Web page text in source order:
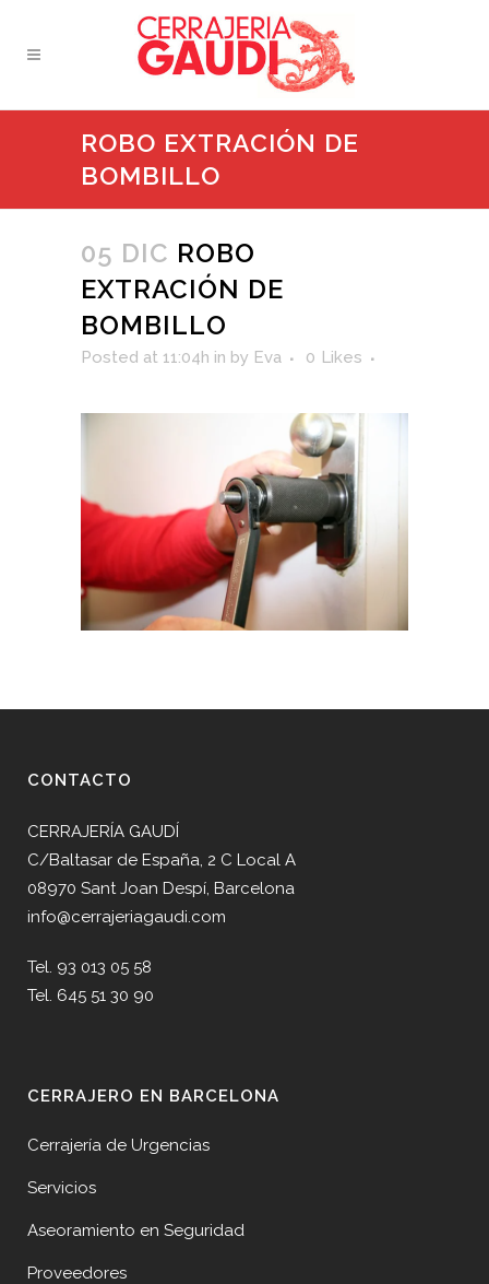
ROBO EXTRACIÓN DE
BOMBILLO
05 DIC ROBO
EXTRACIÓN DE
BOMBILLO
Posted at 11:04h in by Eva 0 Likes
CONTACTO
CERRAJERÍA GAUDÍ
C/Baltasar de España, 2 C Local A
08970 Sant Joan Despí, Barcelona
info@cerrajeriagaudi.com
Tel. 93 013 05 58
Tel. 645 51 30 90
CERRAJERO EN BARCELONA
Cerrajería de Urgencias
Servicios
Aseoramiento en Seguridad
Proveedores